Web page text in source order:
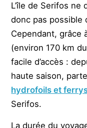
L’île de Serifos ne
donc pas possible
Cependant, grâce
(environ 170 km
facile d’accès :
haute saison,
hydrofoils et
Serifos.
La durée du